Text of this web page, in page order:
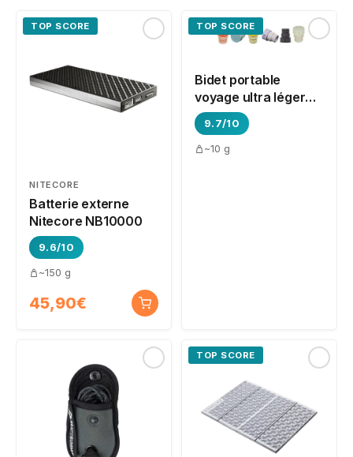
TOP SCORE
NITECORE
Batterie externe
Nitecore NB10000
9.6/10
~150 g
45,90€
TOP SCORE
Bidet portable
voyage ultra léger
CuloClean
9.7/10
~10 g
TOP SCORE